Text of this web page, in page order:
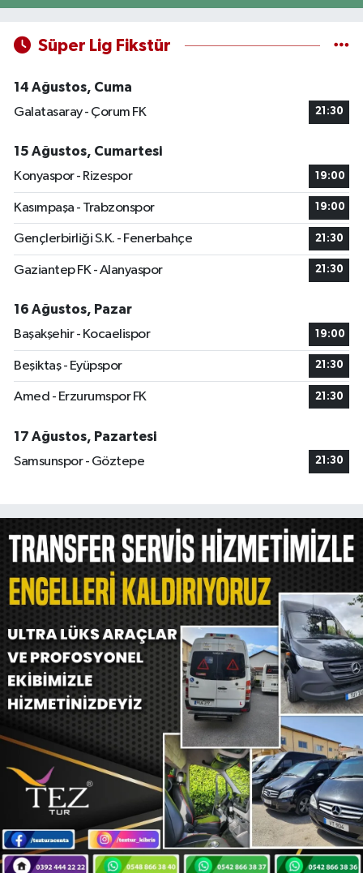
Süper Lig Fikstür
14 Ağustos, Cuma
Galatasaray - Çorum FK
21:30
15 Ağustos, Cumartesi
Konyaspor - Rizespor
19:00
Kasımpaşa - Trabzonspor 19:00
Gençlerbirliği S.K. - Fenerbahçe 21:30
Gaziantep FK - Alanyaspor 21:30
16 Ağustos, Pazar
Başakşehir - Kocaelispor
19:00
Beşiktaş - Eyüpspor 21:30
Amed - Erzurumspor FK 21:30
17 Ağustos, Pazartesi
Samsunspor - Göztepe
21:30